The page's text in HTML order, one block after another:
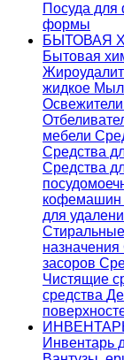
Посуда для
формы
БЫТОВАЯ
Бытовая
жидкое
Освежители
мебели
Средства
Средства
кофемашин
для
назначения
засоров
Чистящие
средства
Инвентарь